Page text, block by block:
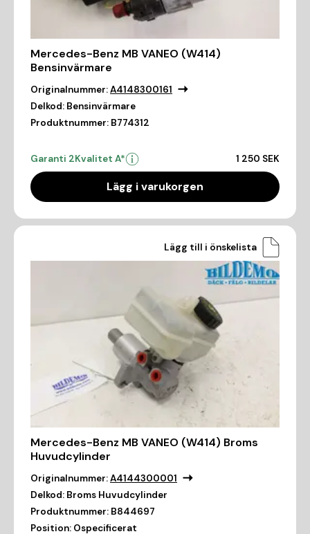
Mercedes-Benz MB VANEO (W414)
Bensinvärmare
Originalnummer:A4148300161
Delkod: Bensinvärmare
Produktnummer: B774312
Garanti 2Kvalitet A* 1 250 SEK
Lägg i varukorgen
Lägg till i önskelista
Mercedes-Benz MB VANEO (W414) Broms
Huvudcylinder
Originalnummer:A4144300001
Delkod: Broms Huvudcylinder
Produktnummer: B844697
Position: Ospecificerat